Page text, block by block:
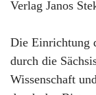
Verlag Janos
Die Einrichtung
durch die
Wissenschaft